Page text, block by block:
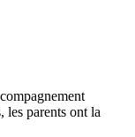
les parents ont la